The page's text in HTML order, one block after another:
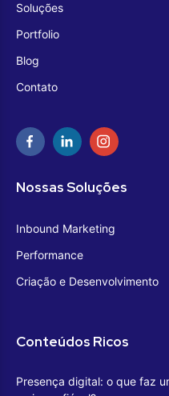
Soluções
Portfolio
Blog
Contato
Nossas Soluções
Inbound Marketing
Performance
Criação e Desenvolvimento
Conteúdos Ricos
Presença digital: o que faz